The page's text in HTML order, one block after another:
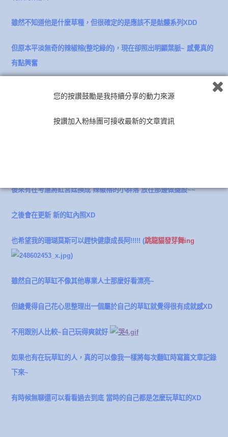
雖然不知道他是什麼草種，但很確定的是應該不是骷髏系列XDD
但原本平淡無奇的辣椒榕(整坨綠的)，現在卻照出明顯葉脈~ 感覺真的
有點興奮
後來有在考慮將紅宮廷換成 辣椒榕的小群落 放在那邊做擺設~~
之後會在更新 新的缸內照XD
也希望我的珊瑚莫斯可以趕快健康成長阿!!!!! (跳龍貓發芽舞ing
)
雖然自己的草缸不像其他專業人士那麼好看漂亮~
但總覺得自己花心思整理出一個屬於自己的草缸就覺得很有成就感XD
不用跟別人比較~自己玩得爽就好
如果也有在玩草缸的人，真的可以像我一樣將每次翻缸時寫篇文章記錄
下來~
有時候無聊還可以看看過去到底 當時的自己都是怎麼玩草缸的XD
您的按讚鼓勵是我持續分享的動力來源
按讚加入粉絲團可接收最新的文章資訊